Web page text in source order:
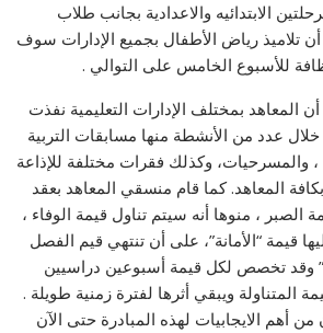
الابتدائيه والاعدادية بجانب طلاب
أن تلاميذ رياض الأطفال بجميع الإدارات سوف
للأسبوع الخامس على التوالي .
بمختلف الإدارات التعليمية نفذت
عدد من الأنشطة منها مسابقات التربية
، والمسرحيات، وكذلك فقرات مختلفة للإذاعة
المعاهد. كما قام منسقي المعاهد بعقد
الصبر ، منوها أنه سيتم تناول قيمة الوفاء ،
قيمة “الأمانة”، على أن تنتهي قيم الفصل
وقد تخصص لكل قيمة أسبوعين دراسيين
المتناولة ويبقي أثرها لفترة زمنية طويلة .
أهم الايجابيات لهذه المبادرة حتى الآن